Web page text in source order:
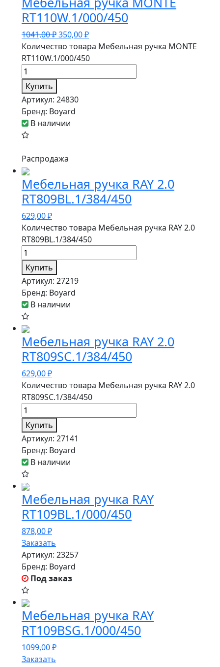
RT110W.1/000/450
1041,00₽350,00₽
Количество товара Мебельная ручка MONTE
RT110W.1/000/450
Купить
Артикул: 24830
Бренд: Boyard
В наличии
Распродажа
Мебельная ручка RAY 2.0
RT809BL.1/384/450
629,00₽
Количество товара Мебельная ручка RAY 2.0
RT809BL.1/384/450
Купить
Артикул: 27219
Бренд: Boyard
В наличии
Мебельная ручка RAY 2.0
RT809SC.1/384/450
629,00₽
Количество товара Мебельная ручка RAY 2.0
RT809SC.1/384/450
Купить
Артикул: 27141
Бренд: Boyard
В наличии
Мебельная ручка RAY
RT109BL.1/000/450
878,00₽
Заказать
Артикул: 23257
Бренд: Boyard
Под заказ
Мебельная ручка RAY
RT109BSG.1/000/450
1099,00₽
Заказать